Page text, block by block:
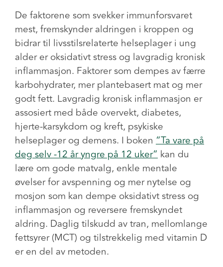
De faktorene som svekker immunforsvaret
mest, fremskynder aldringen i kroppen og
bidrar til livsstilsrelaterte helseplager i ung
alder er oksidativt stress og lavgradig kronisk
inflammasjon. Faktorer som dempes av færre
karbohydrater, mer plantebasert mat og mer
godt fett. Lavgradig kronisk inflammasjon er
assosiert med både overvekt, diabetes,
hjerte-karsykdom og kreft, psykiske
helseplager og demens. I boken ”Ta vare på
deg selv -12 år yngre på 12 uker” kan du
lære om gode matvalg, enkle mentale
øvelser for avspenning og mer nytelse og
mosjon som kan dempe oksidativt stress og
inflammasjon og reversere fremskyndet
aldring. Daglig tilskudd av tran, mellomlange
fettsyrer (MCT) og tilstrekkelig med vitamin D
er en del av metoden.